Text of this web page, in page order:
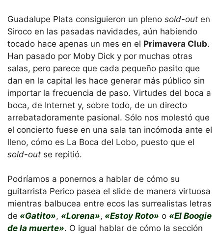
Guadalupe Plata consiguieron un pleno sold-out en
Siroco en las pasadas navidades, aún habiendo
tocado hace apenas un mes en el Primavera Club.
Han pasado por Moby Dick y por muchas otras
salas, pero parece que cada pequeño pasito que
dan en la capital les hace generar más público sin
importar la frecuencia de paso. Virtudes del boca a
boca, de Internet y, sobre todo, de un directo
arrebatadoramente pasional. Sólo nos molestó que
el concierto fuese en una sala tan incómoda ante el
lleno, cómo es La Boca del Lobo, puesto que el
sold-out se repitió.
Podríamos a ponernos a hablar de cómo su
guitarrista Perico pasea el slide de manera virtuosa
mientras balbucea entre ecos las surrealistas letras
de «Gatito», «Lorena», «Estoy Roto» o «El Boogie
de la muerte». O igual hablar de cómo la sección